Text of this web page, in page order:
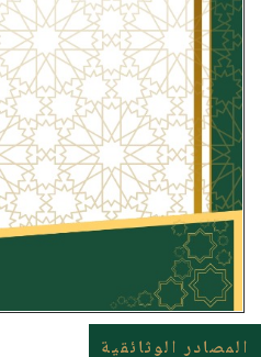
المصادر الوثائقية